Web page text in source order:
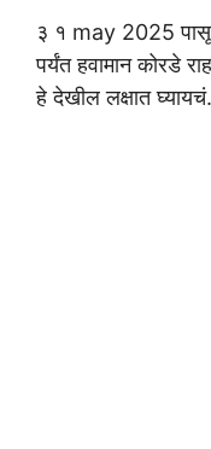
३ १ may 2025
पर्यंत हवामान कोरडे
हे देखील लक्षात घ्यायचं.